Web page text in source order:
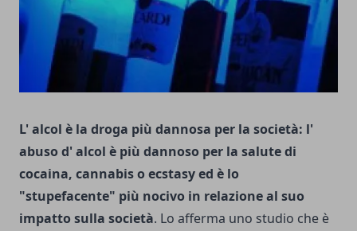
L' alcol è la droga più dannosa per la società: l'
abuso d' alcol è più dannoso per la salute di
cocaina, cannabis o ecstasy ed è lo
"stupefacente" più nocivo in relazione al suo
impatto sulla società. Lo afferma uno studio che è